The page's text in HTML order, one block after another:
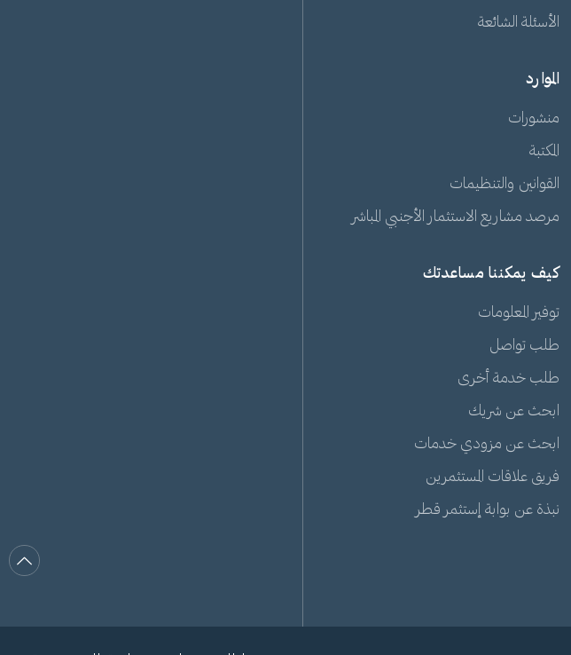
الأسئلة الشائعة
الموارد
منشورات
المكتبة
القوانين والتنظيمات
مرصد مشاريع الاستثمار الأجنبي المباشر
كيف يمكننا مساعدتك
توفير المعلومات
طلب تواصل
طلب خدمة أخرى
ابحث عن شريك
ابحث عن مزودي خدمات
فريق علاقات المستثمرين
نبذة عن بوابة إستثمر قطر